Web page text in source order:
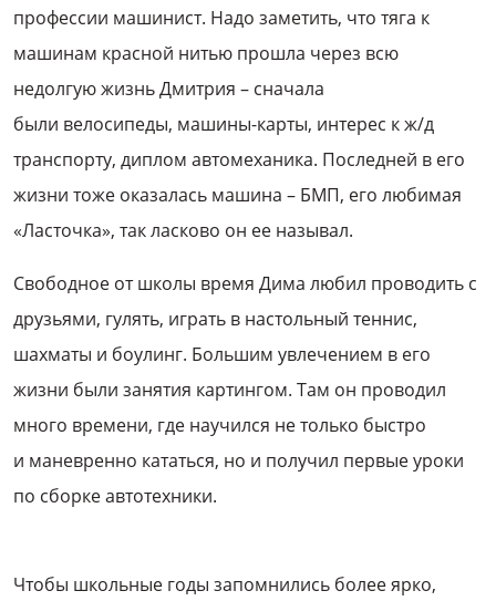
профессии машинист. Надо заметить, что тяга к
машинам красной нитью прошла через всю
недолгую жизнь Дмитрия – сначала
были велосипеды, машины-карты, интерес к ж/д
транспорту, диплом автомеханика. Последней в его
жизни тоже оказалась машина – БМП, его любимая
«Ласточка», так ласково он ее называл.
Свободное от школы время Дима любил проводить с
друзьями, гулять, играть в настольный теннис,
шахматы и боулинг. Большим увлечением в его
жизни были занятия картингом. Там он проводил
много времени, где научился не только быстро
и маневренно кататься, но и получил первые уроки
по сборке автотехники.
Чтобы школьные годы запомнились более ярко,